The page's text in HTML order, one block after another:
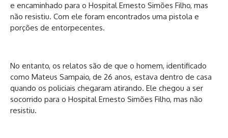
e encaminhado para o Hospital Ernesto Simões Filho, mas
não resistiu. Com ele foram encontrados uma pistola e
porções de entorpecentes.
No entanto, os relatos são de que o homem, identificado
como Mateus Sampaio, de 26 anos, estava dentro de casa
quando os policiais chegaram atirando. Ele chegou a ser
socorrido para o Hospital Ernesto Simões Filho, mas não
resistiu.